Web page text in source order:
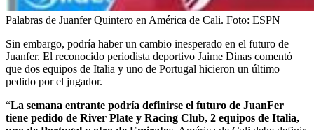
Palabras de Juanfer Quintero en América de Cali. Foto: ESPN
Sin embargo, podría haber un cambio inesperado en el futuro de
Juanfer. El reconocido periodista deportivo Jaime Dinas comentó
que dos equipos de Italia y uno de Portugal hicieron un último
pedido por el jugador.
“La semana entrante podría definirse el futuro de JuanFer
tiene pedido de River Plate y Racing Club, 2 equipos de Italia,